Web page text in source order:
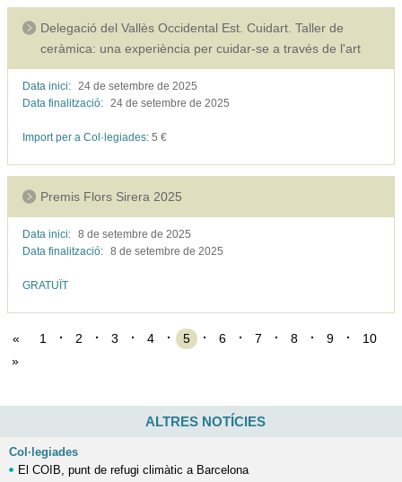
Delegació del Vallès Occidental Est. Cuidart. Taller de
ceràmica: una experiència per cuidar-se a través de l'art
Data inici: 24 de setembre de 2025
Data finalització: 24 de setembre de 2025
Import per a Col·legiades: 5 €
Premis Flors Sirera 2025
Data inici: 8 de setembre de 2025
Data finalització: 8 de setembre de 2025
GRATUÏT
« 1 2 3 4 5 6 7 8 9
10
»
ALTRES NOTÍCIES
Col·legiades
El COIB, punt de refugi climàtic a Barcelona